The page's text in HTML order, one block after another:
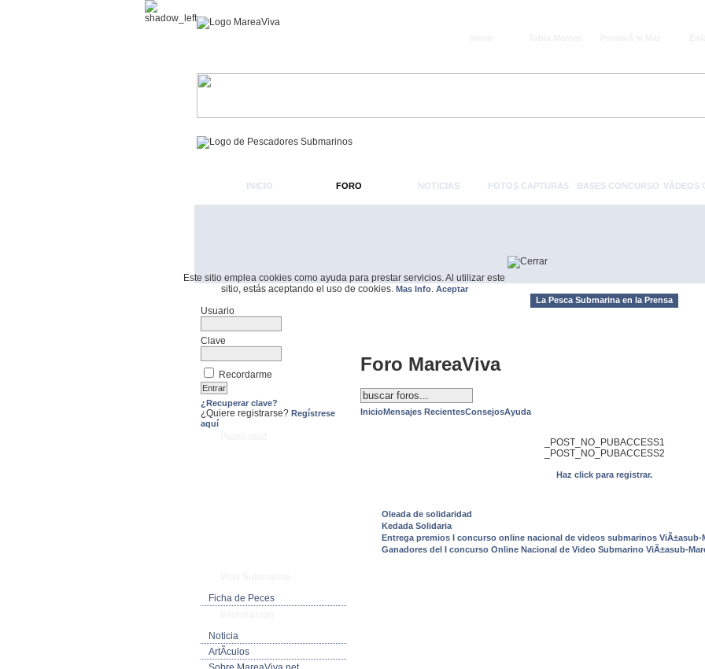
Este sitio emplea cookies como ayuda para prestar servicios. Al utilizar este
sitio, estás aceptando el uso de cookies. Mas Info. Aceptar
INICIO FORO NOTICIAS FOTOS CAPTURAS BASES CONCURSO VÃ­DEOS
Formulario De Acceso
Usuario
Clave
Recordarme
¿Recuperar clave?
¿Quiere registrarse? Regístrese
aquí
Ficha de Peces
Noticia
ArtÃ­culos
La Pesca Submarina en la Prensa
Foro MareaViva
InicioMensajes RecientesConsejosAyuda
_POST_NO_PUBACCESS1
_POST_NO_PUBACCESS2
Haz click para registrar.
Oleada de solidaridad
Kedada Solidaria
Entrega premios I concurso online nacional de videos submarinos ViÃ±asub-
Ganadores del I concurso Online Nacional de Video Submarino ViÃ±asub-